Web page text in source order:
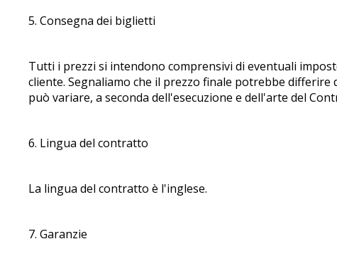
5. Consegna dei biglietti
Tutti i prezzi si intendono comprensivi di eventuali
cliente. Segnaliamo che il prezzo finale potrebbe
può variare, a seconda dell'esecuzione e dell'arte del
6. Lingua del contratto
La lingua del contratto è l'inglese.
7. Garanzie